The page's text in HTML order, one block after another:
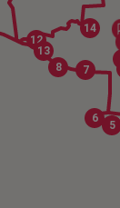
5
6
7
8
12
13
14